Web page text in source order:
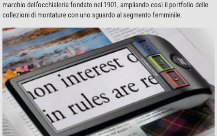
marchio dell’occhialeria fondato nel 1901, ampliando così il portfolio delle
collezioni di montature con uno sguardo al segmento femminile.